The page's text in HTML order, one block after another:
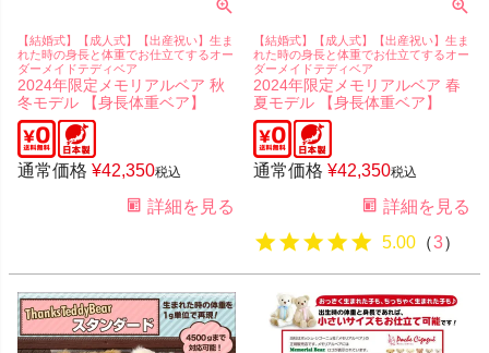
【結婚式】【成人式】【出産祝い】生ま
れた時の身長と体重でお仕立てするオー
ダーメイドテディベア
2024年限定メモリアルベア 秋
冬モデル 【身長体重ベア】
通常価格 ¥42,350税込
詳細を見る
【結婚式】【成人式】【出産祝い】生ま
れた時の身長と体重でお仕立てするオー
ダーメイドテディベア
2024年限定メモリアルベア 春
夏モデル 【身長体重ベア】
通常価格 ¥42,350税込
詳細を見る
5.00 （3）